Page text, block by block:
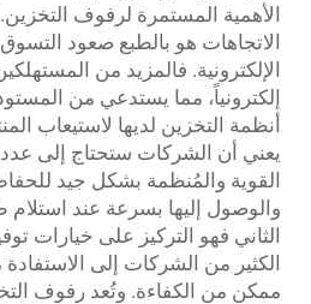
الأهمية المستمرة لرفوف
الاتجاهات هو بالطبع صعود التسوق
الإلكترونية. فالمزيد من
إلكترونياً، مما يستدعي من
أنظمة التخزين لديها لاستيعاب
يعني أن الشركات ستحتاج إلى
القوية والمُنظمة بشكل جيد
والوصول إليها بسرعة عند استلام
الثاني فهو التركيز على خيارات
الكثير من الشركات إلى
ممكن من الكفاءة. وتُعد رفوف